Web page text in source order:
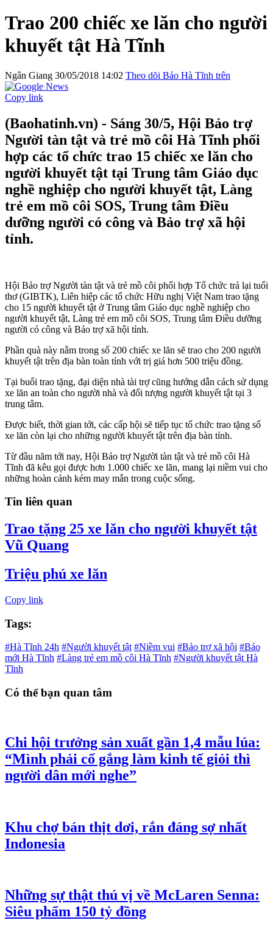
Trao 200 chiếc xe lăn cho người
khuyết tật Hà Tĩnh
Ngân Giang 30/05/2018 14:02 Theo dõi Báo Hà Tĩnh trên
Copy link
(Baohatinh.vn) - Sáng 30/5, Hội Bảo trợ
Người tàn tật và trẻ mồ côi Hà Tĩnh phối
hợp các tổ chức trao 15 chiếc xe lăn cho
người khuyết tật tại Trung tâm Giáo dục
nghề nghiệp cho người khuyết tật, Làng
trẻ em mồ côi SOS, Trung tâm Điều
dưỡng người có công và Bảo trợ xã hội
tỉnh.
Hội Bảo trợ Người tàn tật và trẻ mồ côi phối hợp Tổ chức trả lại tuổi
thơ (GIBTK), Liên hiệp các tổ chức Hữu nghị Việt Nam trao tặng
cho 15 người khuyết tật ở Trung tâm Giáo dục nghề nghiệp cho
người khuyết tật, Làng trẻ em mồ côi SOS, Trung tâm Điều dưỡng
người có công và Bảo trợ xã hội tỉnh.
Phần quà này nằm trong số 200 chiếc xe lăn sẽ trao cho 200 người
khuyết tật trên địa bàn toàn tỉnh với trị giá hơn 500 triệu đồng.
Tại buổi trao tặng, đại diện nhà tài trợ cũng hướng dẫn cách sử dụng
xe lăn an toàn cho người nhà và đối tượng người khuyết tật tại 3
trung tâm.
Được biết, thời gian tới, các cấp hội sẽ tiếp tục tổ chức trao tặng số
xe lăn còn lại cho những người khuyết tật trên địa bàn tỉnh.
Từ đầu năm tới nay, Hội Bảo trợ Người tàn tật và trẻ mồ côi Hà
Tĩnh đã kêu gọi được hơn 1.000 chiếc xe lăn, mang lại niềm vui cho
những hoàn cảnh kém may mắn trong cuộc sống.
Tin liên quan
Trao tặng 25 xe lăn cho người khuyết tật
Vũ Quang
Triệu phú xe lăn
Copy link
Tags:
#Hà Tĩnh 24h #Người khuyết tật #Niềm vui #Bảo trợ xã hội #Báo
mới Hà Tĩnh #Làng trẻ em mồ côi Hà Tĩnh #Người khuyết tật Hà
Tĩnh
Có thể bạn quan tâm
Chi hội trưởng sản xuất gần 1,4 mẫu lúa:
“Mình phải cố gắng làm kinh tế giỏi thì
người dân mới nghe”
Khu chợ bán thịt dơi, rắn đáng sợ nhất
Indonesia
Những sự thật thú vị về McLaren Senna:
Siêu phẩm 150 tỷ đồng